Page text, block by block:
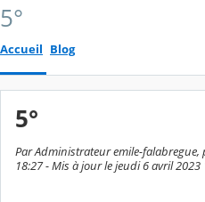
5°
Accueil Blog
5°
Par Administrateur emile-
18:27 - Mis à jour le jeudi 6 avril 2023